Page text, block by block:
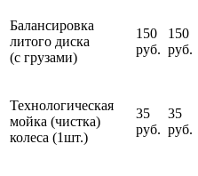
Балансировка
литого диска
(с грузами)
150
руб.
150
руб.
Технологическая
мойка (чистка)
колеса (1шт.)
35
руб.
35
руб.